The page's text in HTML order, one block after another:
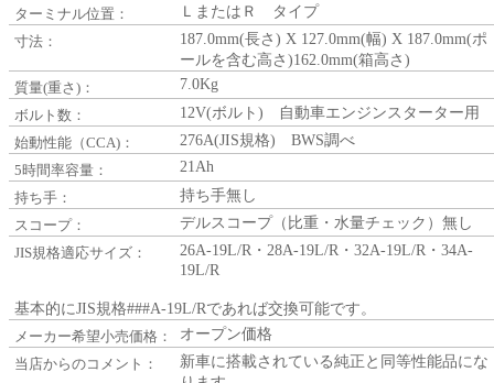
ターミナル位置： ＬまたはＲ タイプ
寸法：
187.0mm(長さ) X 127.0mm(幅) X 187.0mm(ポ
ールを含む高さ)162.0mm(箱高さ)
質量(重さ)： 7.0Kg
ボルト数： 12V(ボルト) 自動車エンジンスターター用
始動性能（CCA)： 276A(JIS規格) BWS調べ
5時間率容量： 21Ah
持ち手： 持ち手無し
スコープ： デルスコープ（比重・水量チェック）無し
JIS規格適応サイズ：
26A-19L/R・28A-19L/R・32A-19L/R・34A-
19L/R
基本的にJIS規格###A-19L/Rであれば交換可能です。
メーカー希望小売価格： オープン価格
当店からのコメント：
新車に搭載されている純正と同等性能品にな